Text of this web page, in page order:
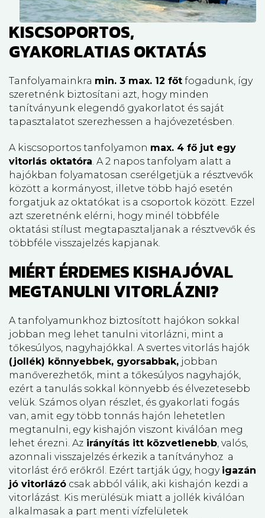
KISCSOPORTOS,
GYAKORLATIAS OKTATÁS
Tanfolyamainkra min. 3 max. 12 főt fogadunk, így
szeretnénk biztosítani azt, hogy minden
tanítványunk elegendő gyakorlatot és saját
tapasztalatot szerezhessen a hajóvezetésben.
A kiscsoportos tanfolyamon max. 4 fő jut egy
vitorlás oktatóra. A 2 napos tanfolyam alatt a
hajókban folyamatosan cserélgetjük a résztvevők
között a kormányost, illetve több hajó esetén
forgatjuk az oktatókat is a csoportok között. Ezzel
azt szeretnénk elérni, hogy minél többféle
oktatási stílust megtapasztaljanak a résztvevők és
többféle visszajelzés kapjanak.
MIÉRT ÉRDEMES KISHAJÓVAL
MEGTANULNI VITORLÁZNI?
A tanfolyamunkhoz biztosított hajókon sokkal
jobban meg lehet tanulni vitorlázni, mint a
tőkesúlyos, nagyhajókkal. A svertes vitorlás hajók
(jollék) könnyebbek, gyorsabbak, jobban
manőverezhetők, mint a tőkesúlyos nagyhajók,
ezért a tanulás sokkal könnyebb és élvezetesebb
velük. Számos olyan részlet, és gyakorlati fogás
van, amit egy több tonnás hajón lehetetlen
megtanulni, egy kishajón viszont kiválóan meg
lehet érezni. Az irányítás itt közvetlenebb , valós,
azonnali visszajelzés érkezik a tanítványhoz a
vitorlást érő erőkről. Ezért tartják úgy, hogy igazán
jó vitorlázó csak abból válik, aki kishajón kezdi a
vitorlázást. Kis merülésük miatt a jollék kiválóan
alkalmasak a part menti vízfelületek